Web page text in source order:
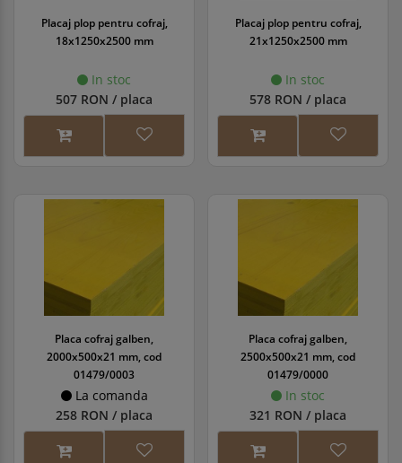
Placaj plop pentru cofraj,
18x1250x2500 mm
In stoc
507 RON / placa
Placaj plop pentru cofraj,
21x1250x2500 mm
In stoc
578 RON / placa
Placa cofraj galben,
2000x500x21 mm, cod
01479/0003
La comanda
258 RON / placa
Placa cofraj galben,
2500x500x21 mm, cod
01479/0000
In stoc
321 RON / placa